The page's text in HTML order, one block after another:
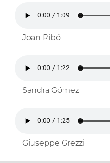
Joan Ribó
Sandra Gómez
Giuseppe Grezzi